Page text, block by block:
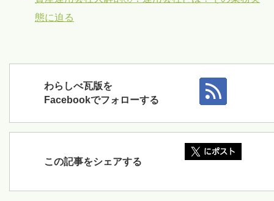
態に迫る
わらしべ瓦版を
Facebookでフォローする
この記事をシェアする